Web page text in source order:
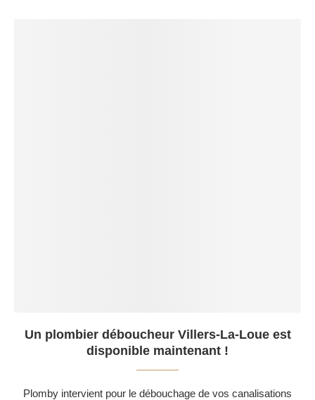
Un plombier déboucheur Villers-La-Loue est
disponible maintenant !
Plomby intervient pour le débouchage de vos canalisations